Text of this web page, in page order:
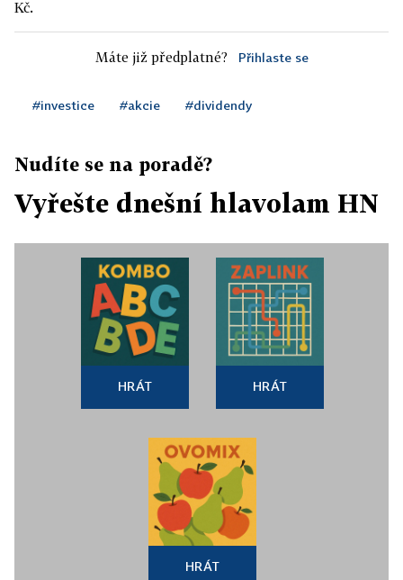
Kč.
Máte již předplatné? Přihlaste se
#investice #akcie #dividendy
Nudíte se na poradě?
Vyřešte dnešní hlavolam HN
HRÁT HRÁT
HRÁT